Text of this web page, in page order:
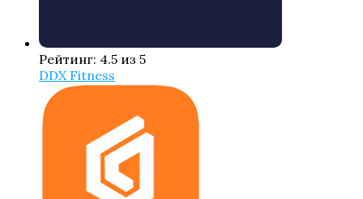
Рейтинг: 4.5 из 5
DDX Fitness